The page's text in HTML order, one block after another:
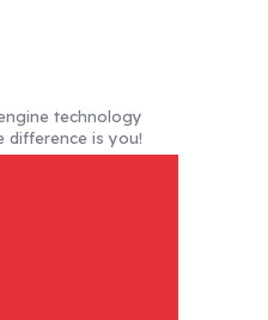
technology
difference is you!